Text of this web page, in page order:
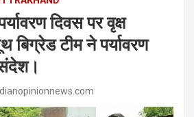
दिवस पर वृक्ष
बिग्रेड टीम ने पर्यावरण